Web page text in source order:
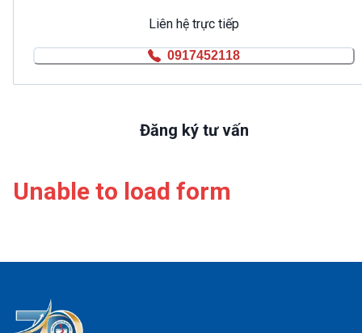
Liên hệ trực tiếp
0917452118
Đăng ký tư vấn
Unable to load form